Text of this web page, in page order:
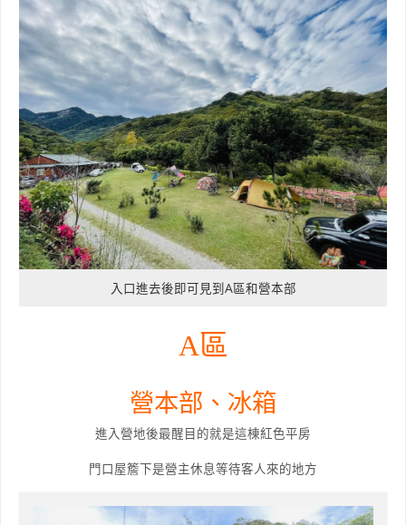
入口進去後即可見到A區和營本部
A區
營本部、冰箱
進入營地後最醒目的就是這棟紅色平房
門口屋簷下是營主休息等待客人來的地方